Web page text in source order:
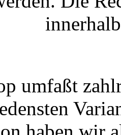
umfaßt